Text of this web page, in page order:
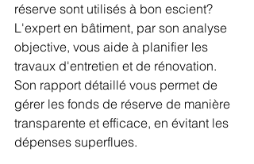
réserve sont utilisés à bon escient?
L'expert en bâtiment, par son analyse
objective, vous aide à planifier les
travaux d'entretien et de rénovation.
Son rapport détaillé vous permet de
gérer les fonds de réserve de manière
transparente et efficace, en évitant les
dépenses superflues.